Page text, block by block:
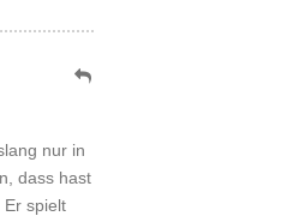
nur in
dass hast
spielt